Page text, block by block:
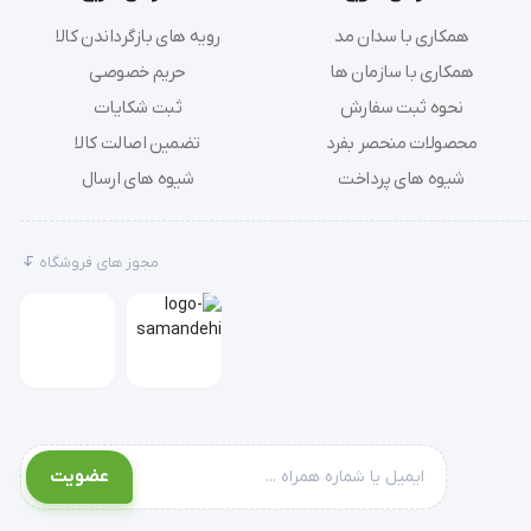
همکاری با سدان مد
همکاری با سازمان ها
نحوه ثبت سفارش
محصولات منحصر بفرد
شیوه های پرداخت
رویه های بازگرداندن کالا
حریم خصوصی
ثبت شکایات
تضمین اصالت کالا
شیوه های ارسال
مجوز های فروشگاه
عضویت